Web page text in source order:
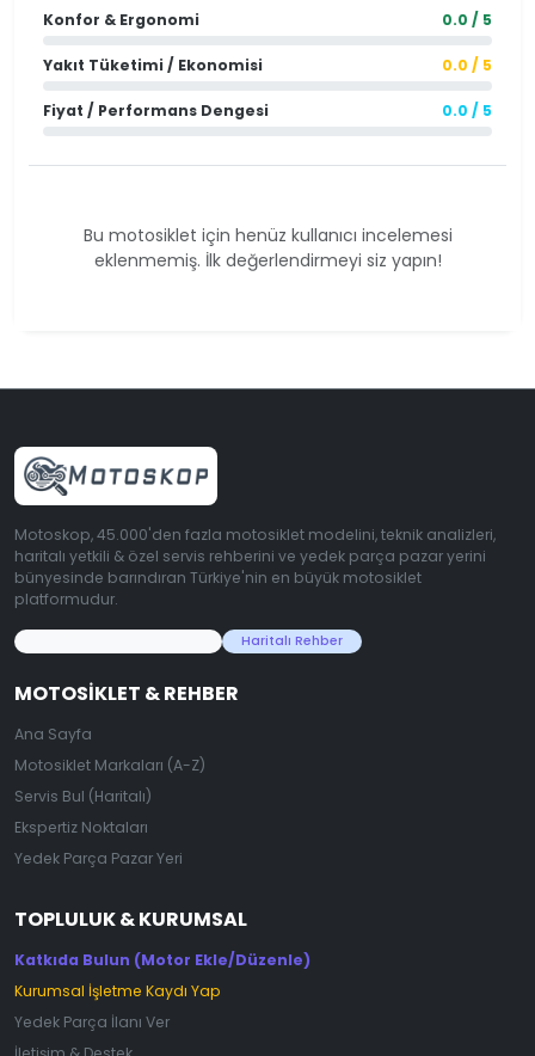
Konfor & Ergonomi 0.0 / 5
Yakıt Tüketimi / Ekonomisi 0.0 / 5
Fiyat / Performans Dengesi 0.0 / 5
Bu motosiklet için henüz kullanıcı incelemesi
eklenmemiş. İlk değerlendirmeyi siz yapın!
Motoskop, 45.000'den fazla motosiklet modelini, teknik analizleri,
haritalı yetkili & özel servis rehberini ve yedek parça pazar yerini
bünyesinde barındıran Türkiye'nin en büyük motosiklet
platformudur.
Haritalı Rehber
MOTOSIKLET & REHBER
Ana Sayfa
Motosiklet Markaları (A-Z)
Servis Bul (Haritalı)
Ekspertiz Noktaları
Yedek Parça Pazar Yeri
TOPLULUK & KURUMSAL
Katkıda Bulun (Motor Ekle/Düzenle)
Kurumsal İşletme Kaydı Yap
Yedek Parça İlanı Ver